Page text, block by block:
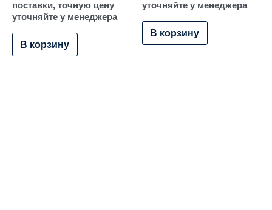
поставки, точную цену
уточняйте у менеджера
В корзину
уточняйте у менеджера
В корзину